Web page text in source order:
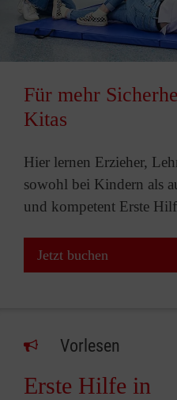
Für mehr
Kitas
Hier lernen Erzieher,
sowohl bei Kindern als
und kompetent Erste
Jetzt buchen
Vorlesen
Erste Hilfe in